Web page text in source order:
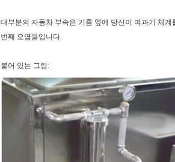
대부분의 자동차 부속은 기름 옆에 당신이 여과기 체
번째 오염을입니다.
붙어 있는 그림: